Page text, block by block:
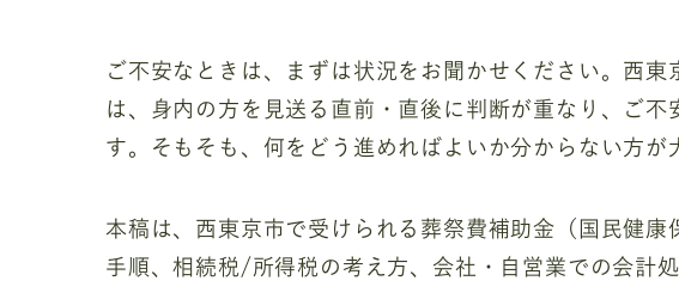
ご不安なときは、まずは状況をお聞かせください。西
は、身内の方を見送る直前・直後に判断が重なり、ご
す。そもそも、何をどう進めればよいか分からない方が
本稿は、西東京市で受けられる葬祭費補助金（国民健
手順、相続税/所得税の考え方、会社・自営業での会計